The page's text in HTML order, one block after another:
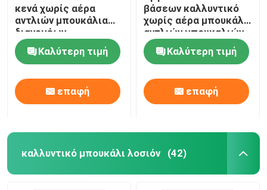
Τοποθετημένος σε στρώματα πλαστικό σωλήνας
Πλαστική κεφαλή κοχλίου
Καλλυντική αντλία λοσιόν
Αντλία διανομέων αφρού
κενά χωρίς αέρα
αντλιών μπουκάλια
διανομέων
μπουκαλιών ασημένια
χωρίς αέρα
Καλύτερη τιμή
επαφή
βάσεων καλλυντικό
χωρίς αέρα μπουκάλι
αντλιών μπουκαλιών
15ml 30ml 50ml χωρίς
αέραΚαλύτερη τιμή
επαφή
καλλυντικό μπουκάλι λοσιόν (42)